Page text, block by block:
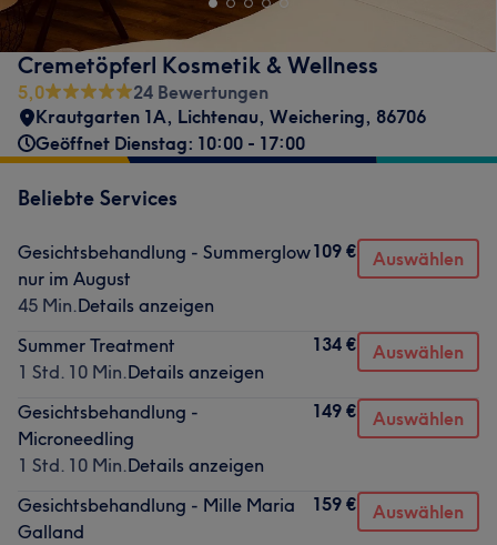
Cremetöpferl Kosmetik & Wellness
5,0
24 Bewertungen
Krautgarten 1A, Lichtenau, Weichering, 86706
Geöffnet Dienstag: 10:00 - 17:00
Beliebte Services
Gesichtsbehandlung - Summerglow
nur im August
45 Min.Details anzeigen
109 € Auswählen
Summer Treatment
1 Std. 10 Min.Details anzeigen
134 € Auswählen
Gesichtsbehandlung -
Microneedling
1 Std. 10 Min.Details anzeigen
149 € Auswählen
Gesichtsbehandlung - Mille Maria
Galland
159 € Auswählen